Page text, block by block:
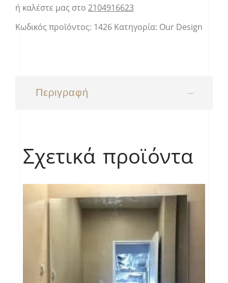
ή καλέστε μας στο 2104916623
Κωδικός προϊόντος: 1426 Κατηγορία: Our Design
Περιγραφή
Σχετικά προϊόντα